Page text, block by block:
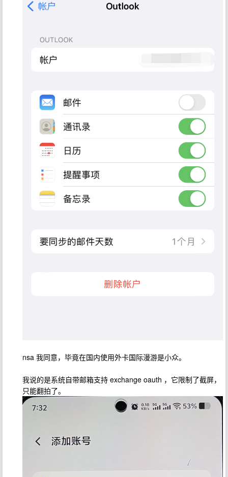
nsa 我同意，毕竟在国内使用外卡国际漫游是小众。
我说的是系统自带邮箱支持 exchange oauth ，它限制了截屏，
只能翻拍了。